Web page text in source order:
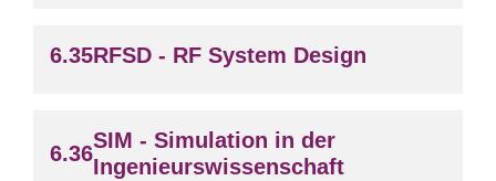
RFSD - RF System Design
SIM - Simulation in der
Ingenieurswissenschaft